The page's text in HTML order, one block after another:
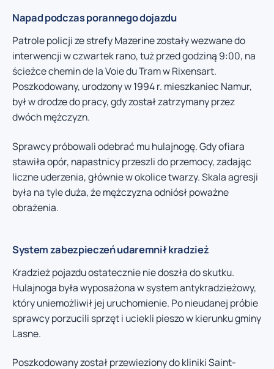
Napad podczas porannego dojazdu
Patrole policji ze strefy Mazerine zostały wezwane do
interwencji w czwartek rano, tuż przed godziną 9:00, na
ścieżce chemin de la Voie du Tram w Rixensart.
Poszkodowany, urodzony w 1994 r. mieszkaniec Namur,
był w drodze do pracy, gdy został zatrzymany przez
dwóch mężczyzn.
Sprawcy próbowali odebrać mu hulajnogę. Gdy ofiara
stawiła opór, napastnicy przeszli do przemocy, zadając
liczne uderzenia, głównie w okolice twarzy. Skala agresji
była na tyle duża, że mężczyzna odniósł poważne
obrażenia.
System zabezpieczeń udaremnił kradzież
Kradzież pojazdu ostatecznie nie doszła do skutku.
Hulajnoga była wyposażona w system antykradzieżowy,
który uniemożliwił jej uruchomienie. Po nieudanej próbie
sprawcy porzucili sprzęt i uciekli pieszo w kierunku gminy
Lasne.
Poszkodowany został przewieziony do kliniki Saint-